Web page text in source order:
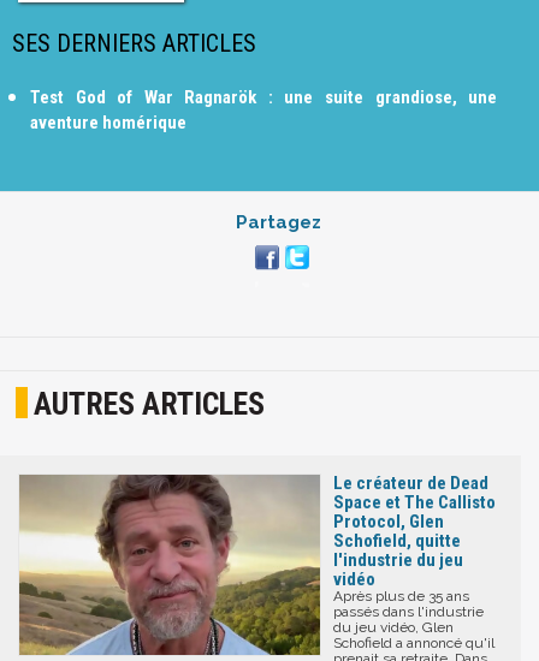
SES DERNIERS ARTICLES
Test God of War Ragnarök : une suite grandiose, une
aventure homérique
Partagez
AUTRES ARTICLES
Le créateur de Dead
Space et The Callisto
Protocol, Glen
Schofield, quitte
l'industrie du jeu
vidéo
Après plus de 35 ans
passés dans l'industrie
du jeu vidéo, Glen
Schofield a annoncé qu'il